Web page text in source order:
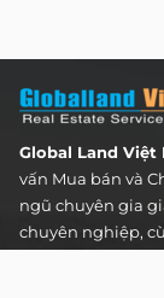
Global Land Việt
vấn Mua bán và
ngũ chuyên gia
chuyên nghiệp,